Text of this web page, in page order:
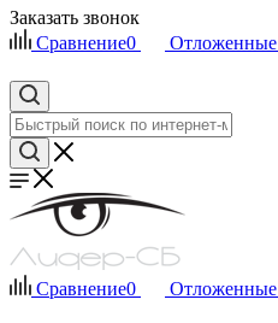
Заказать звонок
Сравнение0 Отложенные
Сравнение0 Отложенные